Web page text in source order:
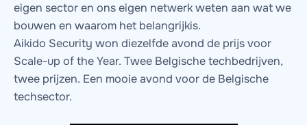
eigen sector en ons eigen netwerk weten aan wat we
bouwen en waarom het belangrijkis.
Aikido Security won diezelfde avond de prijs voor
Scale-up of the Year. Twee Belgische techbedrijven,
twee prijzen. Een mooie avond voor de Belgische
techsector.